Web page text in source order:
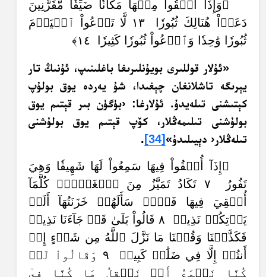
﴿وَإِذَآ أُلۡقُواْ مِنۡهَا مَكَانٗا ضَيِّقٗا مُّقَرَّنِينَ
دَعَوۡاْ هُنَالِكَ ثُبُورٗا ١٣ لَّا تَدۡعُواْ ٱلۡيَوۡمَ
ثُبُورٗا وَٰحِدٗا وَٱدۡعُواْ ثُبُورٗا كَثِيرٗا ١٤﴾
«ئۇلار قوللىرى بويۇنلىرىغا باغلىنىپ، ئۇنىڭ تار
يېرىگە تاشلانغان چېغىدا، شۇ يەردە يوق بولۇپ
كېتىشنى تىلەيدۇ.‏ ئۇلارغا: ‹بۈگۈن بىر قېتىم يوق
بولۇشنى تىلىمەڭلار، كۆپ قېتىم يوق بولۇشنى
تىلەڭلار‹ دېيىلىدۇ» [34]
.‏
﴿إِذَآ أُلۡقُواْ فِيهَا سَمِعُواْ لَهَا شَهِيقٗا وَهِيَ
تَفُورُ ٧ تَكَادُ تَمَيَّزُ مِنَ ٱلۡغَيۡظِۖ كُلَّمَآ
أُلۡقِيَ فِيهَا فَوۡجٞ سَأَلَهُمۡ خَزَنَتُهَآ أَلَمۡ
يَأۡتِكُمۡ نَذِيرٞ ٨ قَالُواْ بَلَىٰ قَدۡ جَآءَنَا نَذِيرٞ
فَكَذَّبۡنَا وَقُلۡنَا مَا نَزَّلَ ٱللَّهُ مِن شَيۡءٍ إِنۡ
أَنتُمۡ إِلَّا فِي ضَلَٰلٖ كَبِيرٖ ٩ وَقَالُواْ لَوۡ
كُنَّا نَسۡمَعُ أَوۡ نَعۡقِلُ مَا كُنَّا فِيٓ